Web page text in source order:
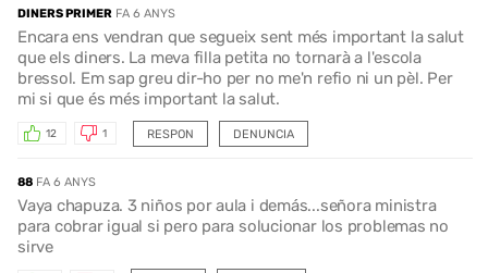
DINERS PRIMER FA 6 ANYS
Encara ens vendran que segueix sent més important la salut
que els diners. La meva filla petita no tornarà a l'escola
bressol. Em sap greu dir-ho per no me'n refio ni un pèl. Per
mi si que és més important la salut.
RESPON
12 1 DENUNCIA
88 FA 6 ANYS
Vaya chapuza. 3 niños por aula i demás...señora ministra
para cobrar igual si pero para solucionar los problemas no
sirve